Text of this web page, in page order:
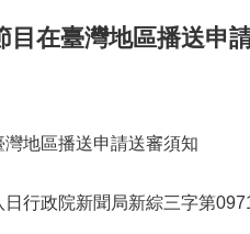
目在臺灣地區播送申
地區播送申請送審須知
行政院新聞局新綜三字第